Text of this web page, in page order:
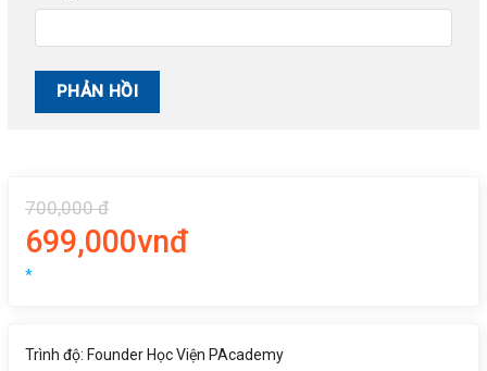
700,000 đ
699,000vnđ
*
Trình độ: Founder Học Viện PAcademy